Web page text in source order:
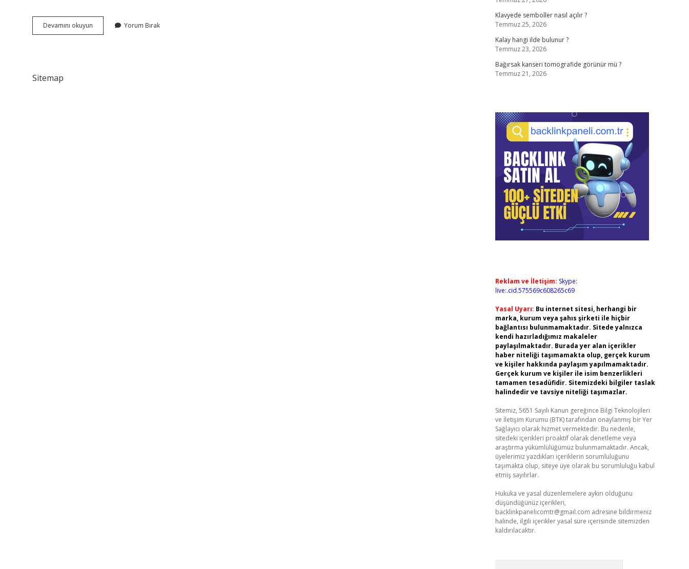
Devamını okuyun
Etmek
Yorum Bırak
Sitemap
Klavyede semboller nasıl açılır ?
Temmuz 25, 2026
Kalay hangi ilde bulunur ?
Temmuz 23, 2026
Bağırsak kanseri tomografide görünür mü ?
Temmuz 21, 2026
Reklam ve İletişim: Skype:
live:.cid.575569c608265c69
Yasal Uyarı: Bu internet sitesi, herhangi bir
marka, kurum veya şahıs şirketi ile hiçbir
bağlantısı bulunmamaktadır. Sitede yalnızca
kendi hazırladığımız makaleler
paylaşılmaktadır. Burada yer alan içerikler
haber niteliği taşımamakta olup, gerçek kurum
ve kişiler hakkında paylaşım yapılmamaktadır.
Gerçek kurum ve kişiler ile isim benzerlikleri
tamamen tesadüfidir. Sitemizdeki bilgiler taslak
halindedir ve tavsiye niteliği taşımazlar.
Sitemiz, 5651 Sayılı Kanun gereğince Bilgi Teknolojileri
ve İletişim Kurumu (BTK) tarafından onaylanmış bir Yer
Sağlayıcı olarak hizmet vermektedir. Bu nedenle,
sitedeki içerikleri proaktif olarak denetleme veya
araştırma yükümlülüğümüz bulunmamaktadır. Ancak,
üyelerimiz yazdıkları içeriklerin sorumluluğunu
taşımakta olup, siteye üye olarak bu sorumluluğu kabul
etmiş sayılırlar.
Hukuka ve yasal düzenlemelere aykırı olduğunu
düşündüğünüz içerikleri,
backlinkpanelicomtr@gmail.com adresine bildirmeniz
halinde, ilgili içerikler yasal süre içerisinde sitemizden
kaldırılacaktır.